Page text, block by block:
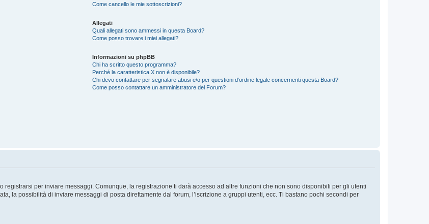
Come cancello le mie sottoscrizioni?
Allegati
Quali allegati sono ammessi in questa Board?
Come posso trovare i miei allegati?
Informazioni su phpBB
Chi ha scritto questo programma?
Perché la caratteristica X non è disponibile?
Chi devo contattare per segnalare abusi e/o per questioni d’ordine legale concernenti questa Board?
Come posso contattare un amministratore del Forum?
per inviare messaggi. Comunque, la registrazione ti darà accesso ad altre funzioni che non sono disponibili per gli utenti
la possibilità di inviare messaggi di posta direttamente dal forum, l’iscrizione a gruppi utenti, ecc. Ti bastano pochi secondi per